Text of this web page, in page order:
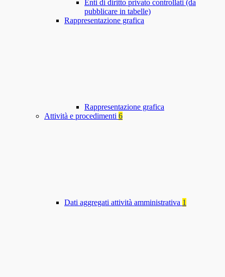
Enti di diritto privato controllati (da
pubblicare in tabelle)
Rappresentazione grafica
Rappresentazione grafica
Attività e procedimenti 6
Dati aggregati attività amministrativa 1